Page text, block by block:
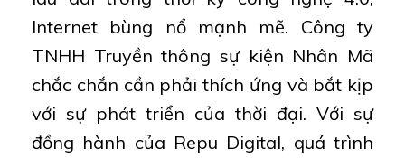
Internet bùng nổ mạnh mẽ. Công ty
TNHH Truyền thông sự kiện Nhân Mã
chắc chắn cần phải thích ứng và bắt kịp
với sự phát triển của thời đại. Với sự
đồng hành của Repu Digital, quá trình